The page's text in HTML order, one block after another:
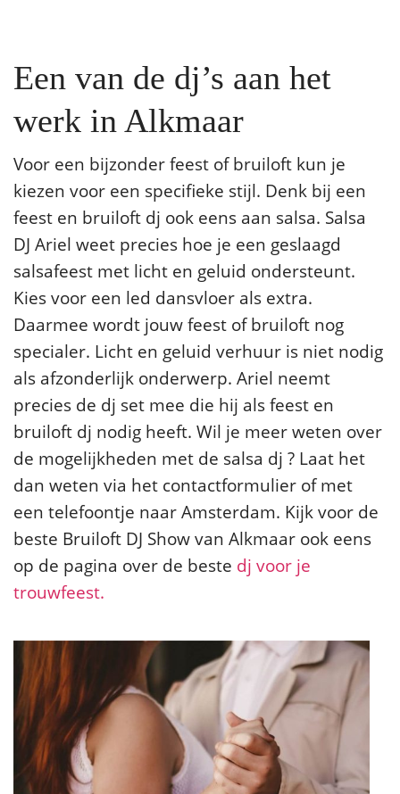
Een van de dj’s aan het
werk in Alkmaar
Voor een bijzonder feest of bruiloft kun je
kiezen voor een specifieke stijl. Denk bij een
feest en bruiloft dj ook eens aan salsa. Salsa
DJ Ariel weet precies hoe je een geslaagd
salsafeest met licht en geluid ondersteunt.
Kies voor een led dansvloer als extra.
Daarmee wordt jouw feest of bruiloft nog
specialer. Licht en geluid verhuur is niet nodig
als afzonderlijk onderwerp. Ariel neemt
precies de dj set mee die hij als feest en
bruiloft dj nodig heeft. Wil je meer weten over
de mogelijkheden met de salsa dj ? Laat het
dan weten via het contactformulier of met
een telefoontje naar Amsterdam. Kijk voor de
beste Bruiloft DJ Show van Alkmaar ook eens
op de pagina over de beste dj voor je
trouwfeest.